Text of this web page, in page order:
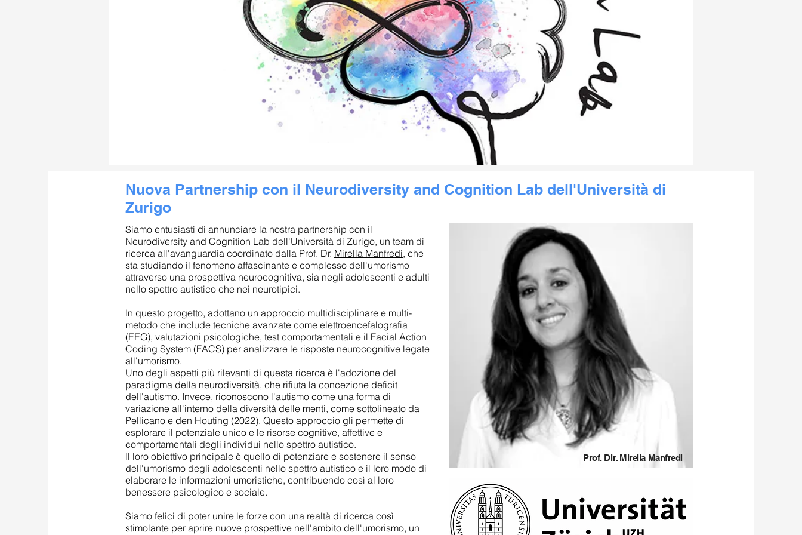
Nuova Partnership con il Neurodiversity and Cognition Lab dell'Università di
Zurigo
Siamo entusiasti di annunciare la nostra partnership con il
Neurodiversity and Cognition Lab dell'Università di Zurigo, un team di
ricerca all'avanguardia coordinato dalla Prof. Dr. Mirella Manfredi, che
sta studiando il fenomeno affascinante e complesso dell'umorismo
attraverso una prospettiva neurocognitiva, sia negli adolescenti e adulti
nello spettro autistico che nei neurotipici.
In questo progetto, adottano un approccio multidisciplinare e multi-
metodo che include tecniche avanzate come elettroencefalografia
(EEG), valutazioni psicologiche, test comportamentali e il Facial Action
Coding System (FACS) per analizzare le risposte neurocognitive legate
all'umorismo.
Uno degli aspetti più rilevanti di questa ricerca è l'adozione del
paradigma della neurodiversità, che rifiuta la concezione deficit
dell'autismo. Invece, riconoscono l'autismo come una forma di
variazione all'interno della diversità delle menti, come sottolineato da
Pellicano e den Houting (2022). Questo approccio gli permette di
esplorare il potenziale unico e le risorse cognitive, affettive e
comportamentali degli individui nello spettro autistico.
Il loro obiettivo principale è quello di potenziare e sostenere il senso
dell'umorismo degli adolescenti nello spettro autistico e il loro modo di
elaborare le informazioni umoristiche, contribuendo così al loro
benessere psicologico e sociale.
Siamo felici di poter unire le forze con una realtà di ricerca così
stimolante per aprire nuove prospettive nell'ambito dell'umorismo, un
Prof. Dir. Mirella Manfredi